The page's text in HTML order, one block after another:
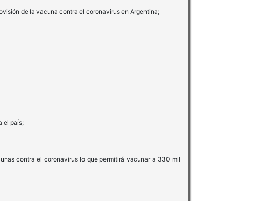
de la vacuna contra el coronavirus en Argentina;
el país;
contra el coronavirus lo que permitirá vacunar a 330 mil